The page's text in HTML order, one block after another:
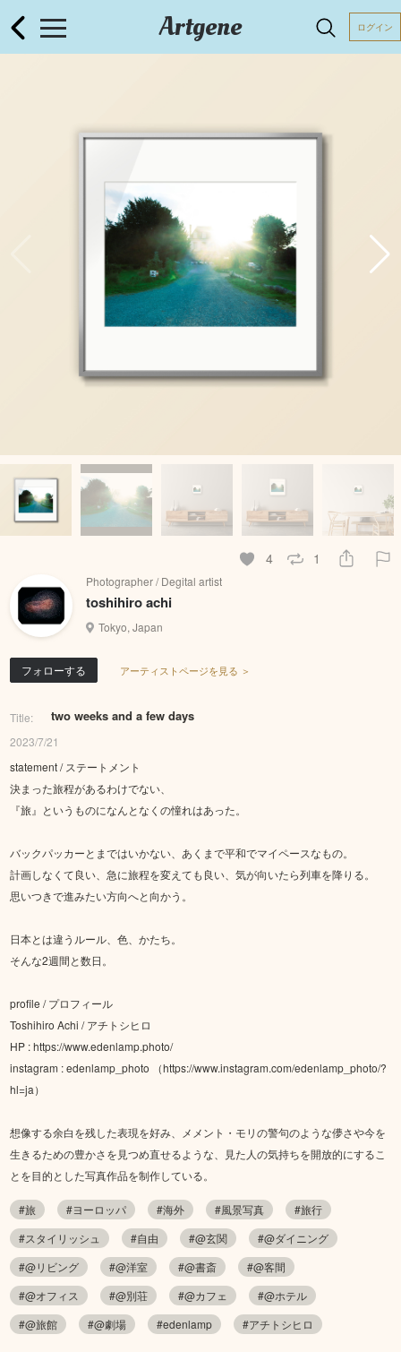
Artgene ログイン
4 1
Photographer / Degital artist
toshihiro achi
Tokyo, Japan
フォローする アーティストページを見る ＞
Title: two weeks and a few days
2023/7/21
statement / ステートメント
決まった旅程があるわけでない、
『旅』というものになんとなくの憧れはあった。
バックパッカーとまではいかない、あくまで平和でマイペースなもの。
計画しなくて良い、急に旅程を変えても良い、気が向いたら列車を降りる。
思いつきで進みたい方向へと向かう。
日本とは違うルール、色、かたち。
そんな2週間と数日。
profile / プロフィール
Toshihiro Achi / アチトシヒロ
HP : https://www.edenlamp.photo/
instagram : edenlamp_photo （https://www.instagram.com/edenlamp_photo/?
hl=ja）
想像する余白を残した表現を好み、メメント・モリの警句のような儚さや今を
生きるための豊かさを見つめ直せるような、見た人の気持ちを開放的にするこ
とを目的とした写真作品を制作している。
#旅 #ヨーロッパ #海外 #風景写真
#旅行
#スタイリッシュ
#自由 #@玄関
#@ダイニング
#@リビング
#@洋室 #@書斎
#@客間
#@オフィス
#@別荘 #@カフェ
#@ホテル
#@旅館
#@劇場 #edenlamp #アチトシヒロ